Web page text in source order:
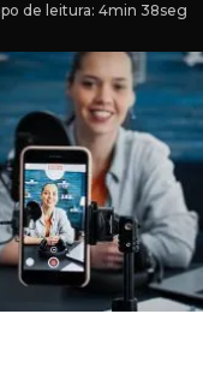
de leitura: 4min 38seg